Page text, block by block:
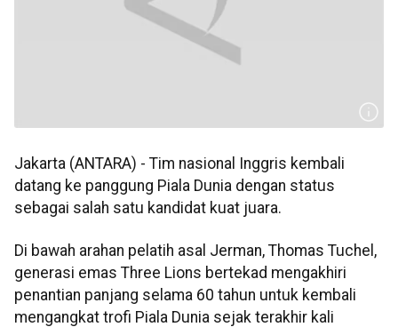
Jakarta (ANTARA) - Tim nasional Inggris kembali
datang ke panggung Piala Dunia dengan status
sebagai salah satu kandidat kuat juara.
Di bawah arahan pelatih asal Jerman, Thomas Tuchel,
generasi emas Three Lions bertekad mengakhiri
penantian panjang selama 60 tahun untuk kembali
mengangkat trofi Piala Dunia sejak terakhir kali